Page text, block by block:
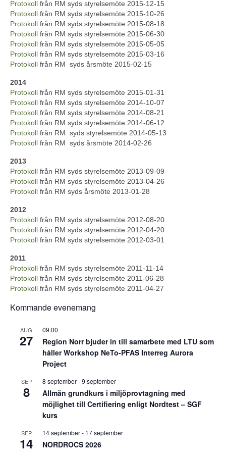
Protokoll från RM syds styrelsemöte 2015-12-15
Protokoll från RM syds styrelsemöte 2015-10-26
Protokoll från RM syds styrelsemöte 2015-08-18
Protokoll från RM syds styrelsemöte 2015-06-30
Protokoll från RM syds styrelsemöte 2015-05-05
Protokoll från RM syds styrelsemöte 2015-03-16
Protokoll från RM syds årsmöte 2015-02-15
2014
Protokoll från RM syds styrelsemöte 2015-01-31
Protokoll från RM syds styrelsemöte 2014-10-07
Protokoll från RM syds styrelsemöte 2014-08-21
Protokoll från RM syds styrelsemöte 2014-06-12
Protokoll från RM syds styrelsemöte 2014-05-13
Protokoll från RM syds årsmöte 2014-02-26
2013
Protokoll från RM syds styrelsemöte 2013-09-09
Protokoll från RM syds styrelsemöte 2013-04-26
Protokoll från RM syds årsmöte 2013-01-28
2012
Protokoll från RM syds styrelsemöte 2012-08-20
Protokoll från RM syds styrelsemöte 2012-04-20
Protokoll från RM syds styrelsemöte 2012-03-01
2011
Protokoll från RM syds styrelsemöte 2011-11-14
Protokoll från RM syds styrelsemöte 2011-06-28
Protokoll från RM syds styrelsemöte 2011-04-27
Kommande evenemang
AUG
27
09:00
Region Norr bjuder in till samarbete med LTU som
håller Workshop NeTo-PFAS Interreg Aurora
Project
SEP
8
8 september-9 september
Allmän grundkurs i miljöprovtagning med
möjlighet till Certifiering enligt Nordtest – SGF
kurs
SEP
14
14 september- 17 september
NORDROCS 2026